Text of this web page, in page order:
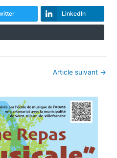
LinkedIn
Article suivant →